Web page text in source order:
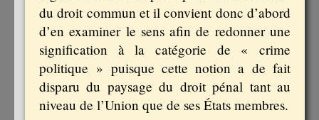
du droit commun et il convient donc d’abord
d’en examiner le sens afin de redonner une
signification à la catégorie de « crime
politique » puisque cette notion a de fait
disparu du paysage du droit pénal tant au
niveau de l’Union que de ses États membres.